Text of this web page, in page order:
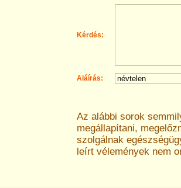
Kérdés:
Aláírás:
Az alábbi sorok
megállapítani,
szolgálnak
leírt vélemények nem